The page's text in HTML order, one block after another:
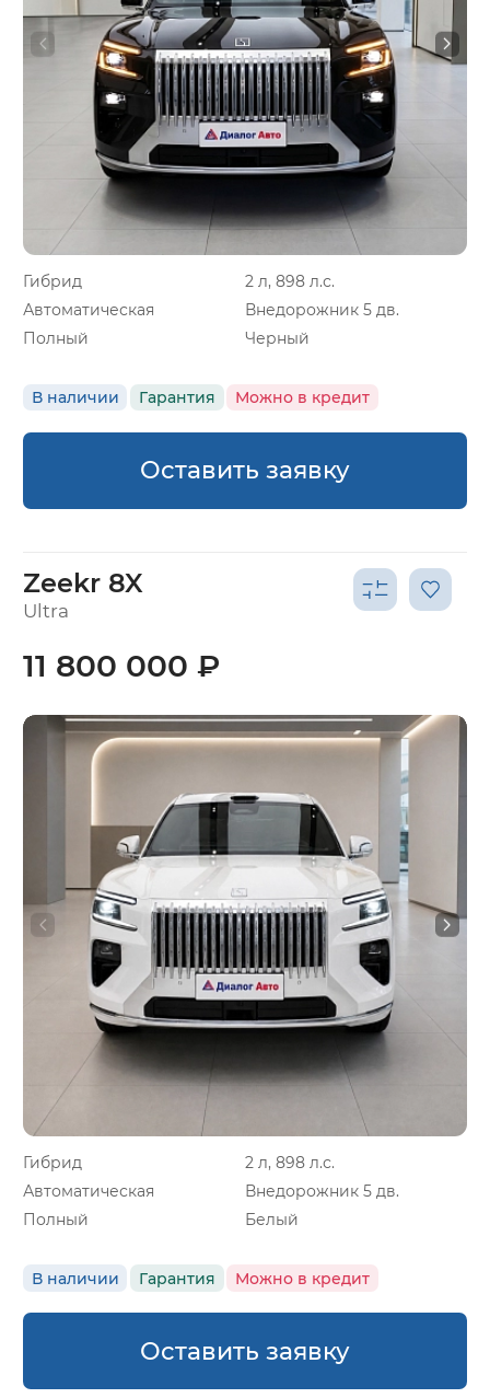
Гибрид
2 л, 898 л.с.
Автоматическая
Внедорожник 5 дв.
Полный
Черный
В наличии Гарантия Можно в кредит
Оставить заявку
Zeekr 8X
Ultra
Гибрид
2 л, 898 л.с.
Автоматическая
Внедорожник 5 дв.
Полный
Белый
В наличии Гарантия Можно в кредит
11 800 000 ₽
Оставить заявку